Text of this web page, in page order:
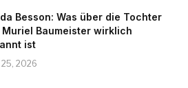
Besson: Was über die Tochter
Muriel Baumeister wirklich
ist
25, 2026